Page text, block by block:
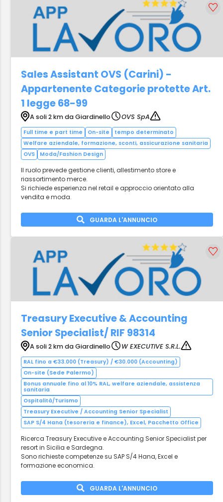
Sales Assistant OVS (Carini) -
Appartenente Categorie protette Art.
1 legge 68-99
A soli 2 km da Giardinello OVS SpA
Full time e part time On-site
tempo determinato
Welfare aziendale, formazione, sconti, assicurazione sanitaria
OVS
Moda/Fashion Design
Il ruolo prevede gestione clienti, allestimento store e
riassortimento merce.
Si richiede esperienza nel retail e approccio orientato alla
vendita e moda.
GUARDA L'ANNUNCIO
Treasury Executive & Accounting
Senior Specialist/ RIF 98314
A soli 2 km da Giardinello W EXECUTIVE S.R.L.
RAL fino a €33.000 (Treasury) / €30.000 (Accounting)
On-site (Sede Palermo)
Bonus annuale fino al 10% RAL, welfare aziendale, assistenza
sanitaria
Ospitalità/Turismo
Treasury Executive / Accounting Senior Specialist
SAP S/4 Hana (tesoreria e finance), Excel, Pacchetto Office
Ricerca Treasury Executive e Accounting Senior Specialist per
resort in Sicilia e Sardegna.
Sono richieste competenze su SAP S/4 Hana, Excel e
formazione economica.
GUARDA L'ANNUNCIO